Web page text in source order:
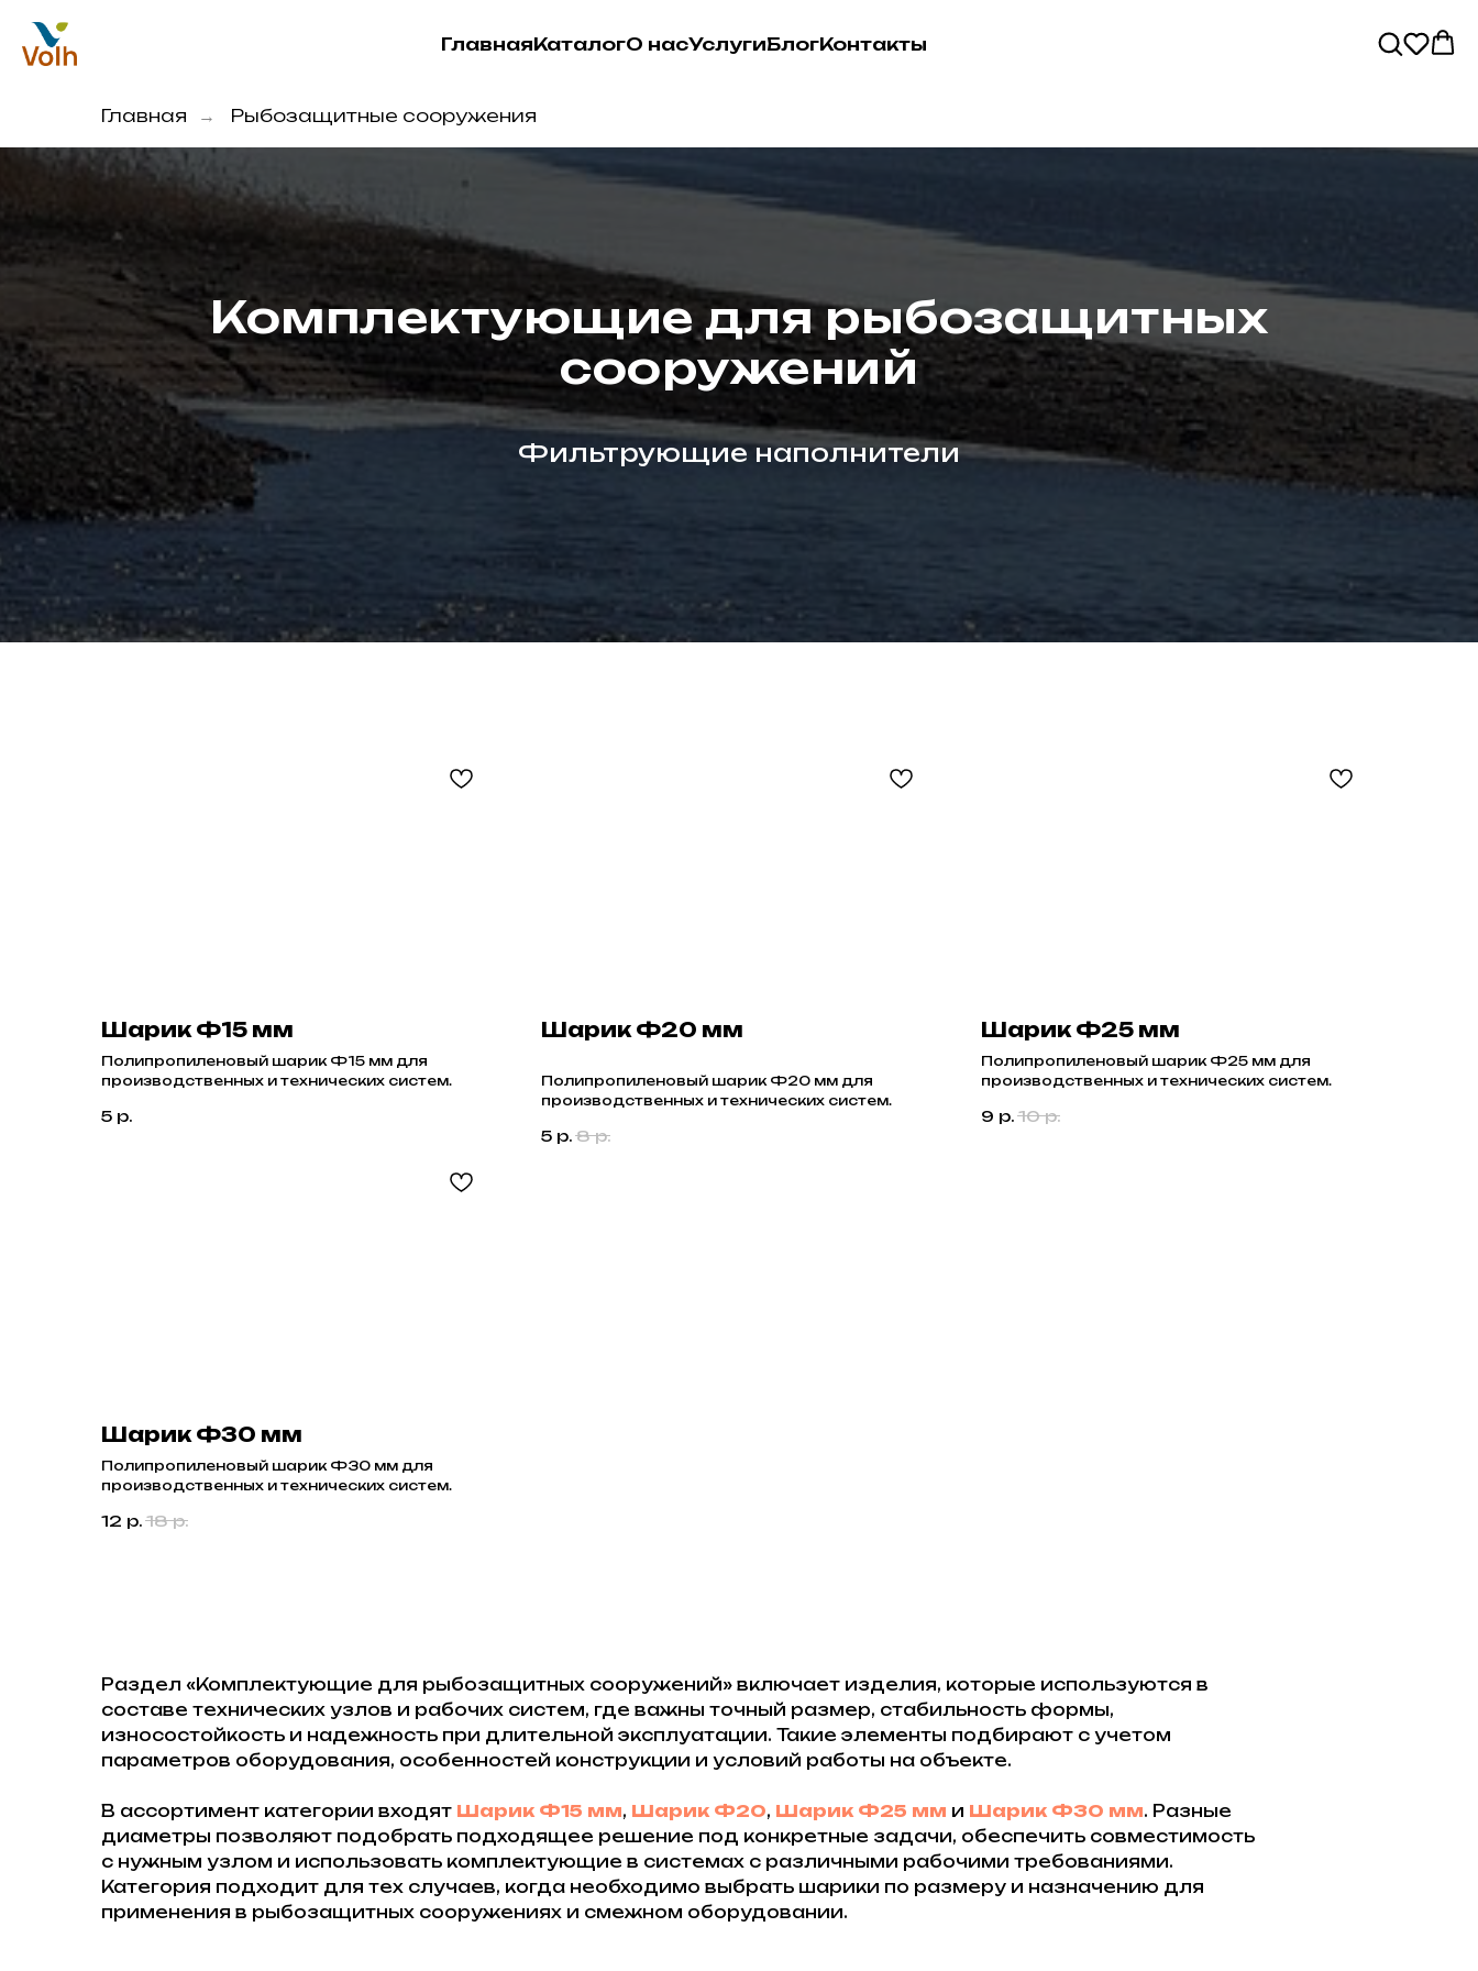
ГлавнаяКаталогО насУслугиБлогКонтакты
Главная → Рыбозащитные сооружения
Комплектующие для рыбозащитных
сооружений
Фильтрующие наполнители
Шарик Ф15 мм
Полипропиленовый шарик Ф15 мм для
производственных и технических систем.
5 р.
Шарик Ф20 мм
Полипропиленовый шарик Ф20 мм для
производственных и технических систем.
5 р. 8 р.
Шарик Ф25 мм
Полипропиленовый шарик Ф25 мм для
производственных и технических систем.
9 р. 10 р.
Шарик Ф30 мм
Полипропиленовый шарик Ф30 мм для
производственных и технических систем.
12 р. 18 р.
Раздел «Комплектующие для рыбозащитных сооружений» включает изделия, которые используются в
составе технических узлов и рабочих систем, где важны точный размер, стабильность формы,
износостойкость и надежность при длительной эксплуатации. Такие элементы подбирают с учетом
параметров оборудования, особенностей конструкции и условий работы на объекте.
В ассортимент категории входят Шарик Ф15 мм, Шарик Ф20, Шарик Ф25 мм и Шарик Ф30 мм. Разные
диаметры позволяют подобрать подходящее решение под конкретные задачи, обеспечить совместимость
с нужным узлом и использовать комплектующие в системах с различными рабочими требованиями.
Категория подходит для тех случаев, когда необходимо выбрать шарики по размеру и назначению для
применения в рыбозащитных сооружениях и смежном оборудовании.